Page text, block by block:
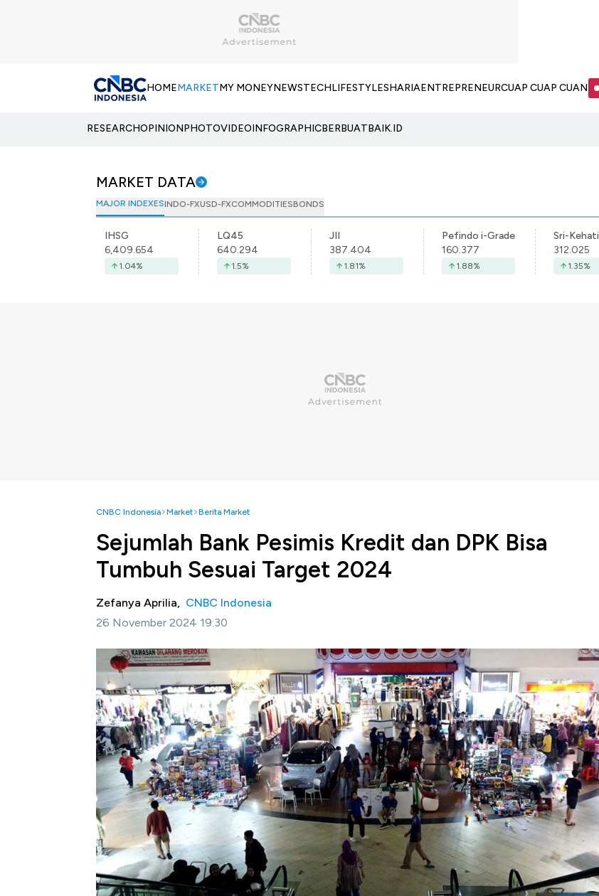
HOMEMARKETMY MONEYNEWSTECHLIFESTYLESHARIAENTREPRENEURCUAP CUAP CUAN
RESEARCHOPINIONPHOTOVIDEOINFOGRAPHICBERBUATBAIK.ID
MARKET DATA
MAJOR INDEXESINDO-FXUSD-FXCOMMODITIESBONDS
IHSG
6,409.654
1.04%
LQ45
640.294
1.5%
JII
387.404
1.81%
Pefindo i-Grade
160.377
1.88%
Sri-Kehati
312.025
1.35%
CNBC Indonesia Market Berita Market
Sejumlah Bank Pesimis Kredit dan DPK Bisa
Tumbuh Sesuai Target 2024
Zefanya Aprilia, CNBC Indonesia
26 November 2024 19:30